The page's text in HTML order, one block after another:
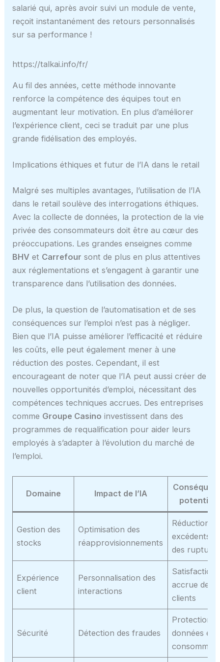
salarié qui, après avoir suivi un module de vente,
reçoit instantanément des retours personnalisés
sur sa performance !
https://talkai.info/fr/
Au fil des années, cette méthode innovante
renforce la compétence des équipes tout en
augmentant leur motivation. En plus d’améliorer
l’expérience client, ceci se traduit par une plus
grande fidélisation des employés.
Implications éthiques et futur de l’IA dans le retail
Malgré ses multiples avantages, l’utilisation de l’IA
dans le retail soulève des interrogations éthiques.
Avec la collecte de données, la protection de la vie
privée des consommateurs doit être au cœur des
préoccupations. Les grandes enseignes comme
BHV et Carrefour sont de plus en plus attentives
aux réglementations et s’engagent à garantir une
transparence dans l’utilisation des données.
De plus, la question de l’automatisation et de ses
conséquences sur l’emploi n’est pas à négliger.
Bien que l’IA puisse améliorer l’efficacité et réduire
les coûts, elle peut également mener à une
réduction des postes. Cependant, il est
encourageant de noter que l’IA peut aussi créer de
nouvelles opportunités d’emploi, nécessitant des
compétences techniques accrues. Des entreprises
comme Groupe Casino investissent dans des
programmes de requalification pour aider leurs
employés à s’adapter à l’évolution du marché de
l’emploi.
Domaine Impact de l’IA
Gestion des
stocks
Optimisation des
réapprovisionnements
Réduction
excédents et
des
Expérience
client
Personnalisation des
interactions
Satisfaction
accrue des
clients
Sécurité Détection des fraudes
Protection
données et